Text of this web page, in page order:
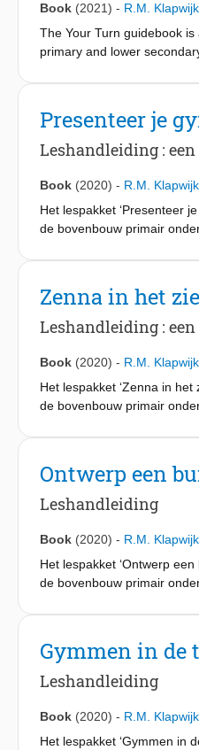
Book (2021) - R.M. Klapwijk
The Your Turn guidebook
primary and lower
appealing themes from
and public partners have
both designers and the
Presenteer je
Leshandleiding :
Book (2020) - R.M. Klapwijk
Het lespakket ‘Presenteer
de bovenbouw primair
om creativiteit,
brainstorm, puzzelen met
Zenna in het
Leshandleiding :
Book (2020) - R.M. Klapwijk
Het lespakket ‘Zenna in
de bovenbouw primair
om creativiteit,
verhalen, brainstormen
Ontwerp een
Leshandleiding
Book (2020) - R.M. Klapwijk
Het lespakket ‘Ontwerp
de bovenbouw primair
om creativiteit,
kiezen met een keuzekruis
Gymmen in de
Leshandleiding
Book (2020) - R.M. Klapwijk
Het lespakket ‘Gymmen in